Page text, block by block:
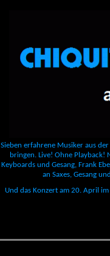
Sieben erfahrene Musiker aus
bringen. Live! Ohne Playback!
Keyboards und Gesang, Frank
an Saxes, Gesang
Und das Konzert am 20. April im